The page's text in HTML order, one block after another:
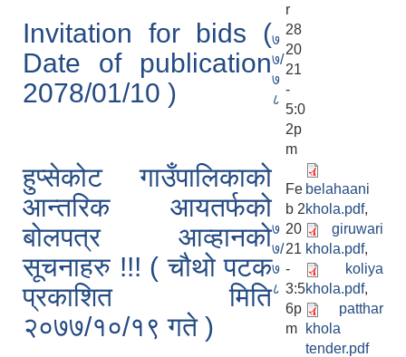
Invitation for bids (
Date of publication
2078/01/10 )
७
७/
७
८
r
28
20
21
-
5:0
2p
m
हुप्सेकोट गाउँपालिकाको
आन्तरिक आयतर्फको
बोलपत्र आव्हानको
सूचनाहरु !!! ( चौथो पटक
प्रकाशित मिति
२०७७/१०/१९ गते )
७
७/
७
८
Fe
b 2
20
21
-
3:5
6p
m
belahaani
khola.pdf,
giruwari
khola.pdf,
koliya
khola.pdf,
patthar
khola
tender.pdf